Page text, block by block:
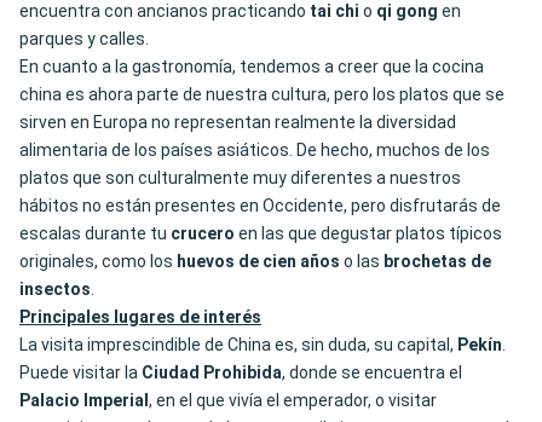
encuentra con ancianos practicando tai chi o qi gong en
parques y calles.
En cuanto a la gastronomía, tendemos a creer que la cocina
china es ahora parte de nuestra cultura, pero los platos que se
sirven en Europa no representan realmente la diversidad
alimentaria de los países asiáticos. De hecho, muchos de los
platos que son culturalmente muy diferentes a nuestros
hábitos no están presentes en Occidente, pero disfrutarás de
escalas durante tu crucero en las que degustar platos típicos
originales, como los huevos de cien años o las brochetas de
insectos.
Principales lugares de interés
La visita imprescindible de China es, sin duda, su capital, Pekín.
Puede visitar la Ciudad Prohibida, donde se encuentra el
Palacio Imperial , en el que vivía el emperador, o visitar